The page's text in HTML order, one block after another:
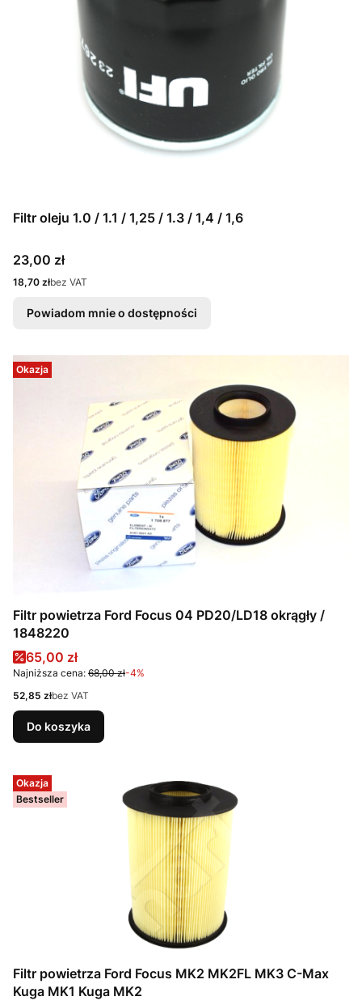
Filtr oleju 1.0 / 1.1 / 1,25 / 1.3 / 1,4 / 1,6
Cena
23,00 zł
Cena
18,70 złbez VAT
Powiadom mnie o dostępności
Okazja
Filtr powietrza Ford Focus 04 PD20/LD18 okrągły /
1848220
Cena promocyjna
65,00 zł
Najniższa cena: 68,00 zł-4%
Cena
52,85 złbez VAT
Do koszyka
Okazja
Bestseller
Filtr powietrza Ford Focus MK2 MK2FL MK3 C-Max
Kuga MK1 Kuga MK2